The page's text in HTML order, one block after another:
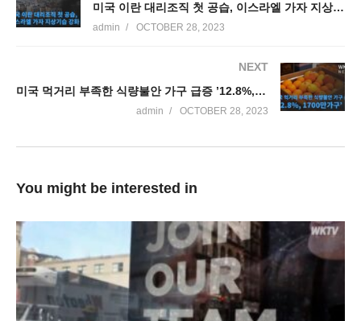
미국 이란 대리조직 첫 공습, 이스라엘 가자 지상기습 강화
admin OCTOBER 28, 2023
NEXT
미국 먹거리 부족한 식량불안 가구 급증 ’12.8%, 1700만가구’
admin OCTOBER 28, 2023
You might be interested in